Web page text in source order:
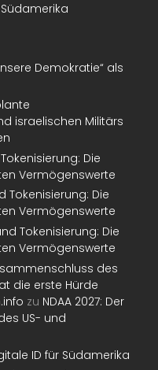
Demokratie“ als
israelischen Militärs
Die
Vermögenswerte
Tokenisierung: Die
Vermögenswerte
Tokenisierung: Die
Vermögenswerte
des
die erste Hürde
zu NDAA 2027: Der
US- und
ID für Südamerika